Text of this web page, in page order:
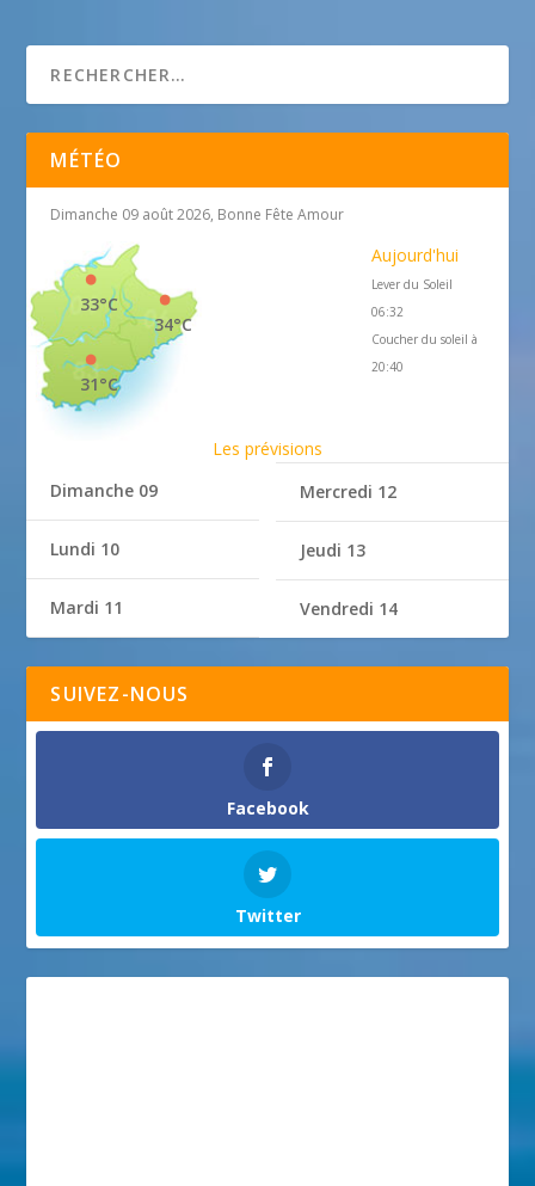
MÉTÉO
Dimanche 09 août 2026, Bonne Fête Amour
34°C
33°C
31°C
Aujourd'hui
Lever du Soleil
06:32
Coucher du soleil à
20:40
Les prévisions
Dimanche 09
Lundi 10
Mardi 11
Mercredi 12
Jeudi 13
Vendredi 14
SUIVEZ-NOUS
Facebook
Twitter